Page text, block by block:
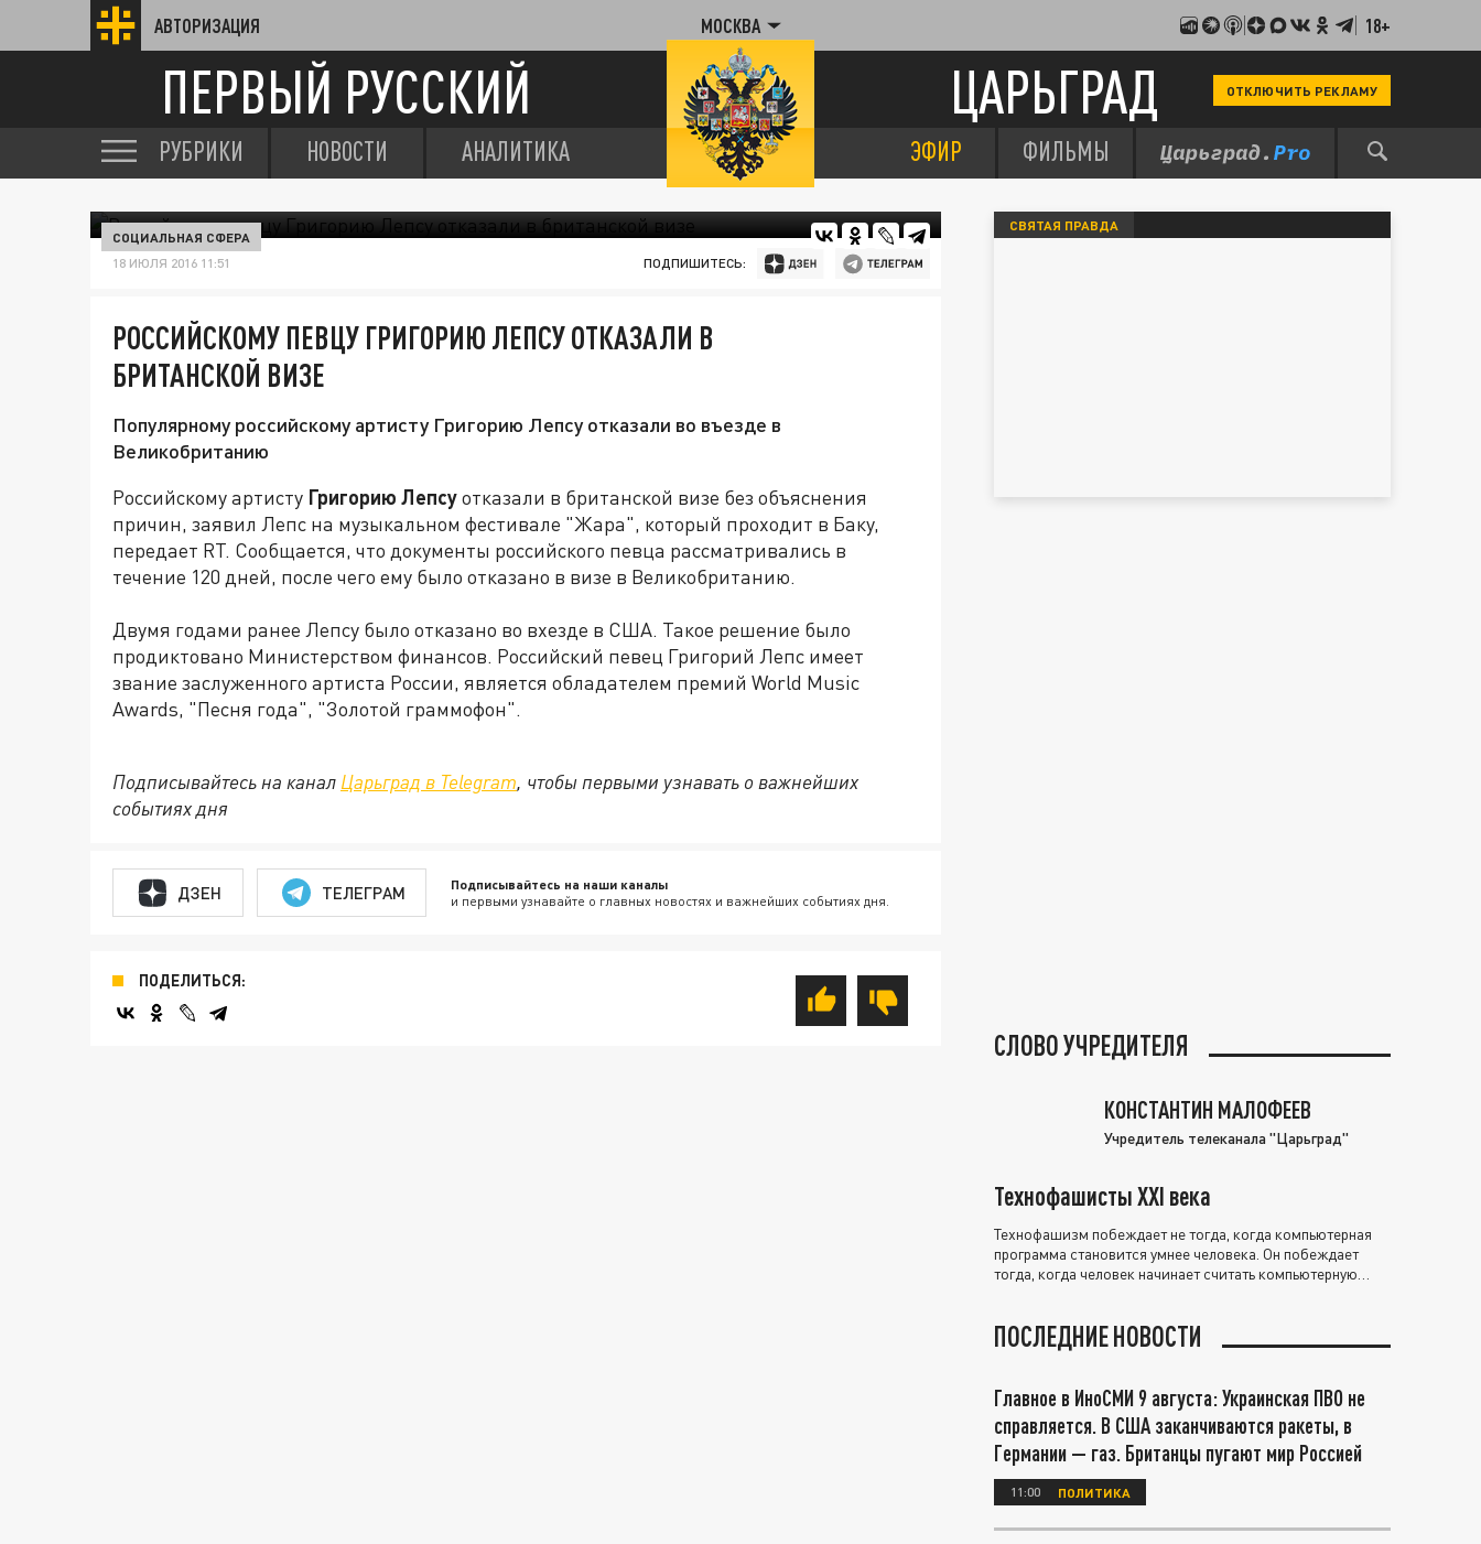
АВТОРИЗАЦИЯ МОСКВА 18+
ПЕРВЫЙ РУССКИЙ ЦАРЬГРАД ОТКЛЮЧИТЬ РЕКЛАМУ
РУБРИКИ НОВОСТИ АНАЛИТИКА ЭФИР ФИЛЬМЫ
СОЦИАЛЬНАЯ СФЕРА
18 ИЮЛЯ 2016 11:51 ПОДПИШИТЕСЬ:
РОССИЙСКОМУ ПЕВЦУ ГРИГОРИЮ ЛЕПСУ ОТКАЗАЛИ В
БРИТАНСКОЙ ВИЗЕ
Популярному российскому артисту Григорию Лепсу отказали во въезде в
Великобританию
Российскому артисту Григорию Лепсуотказали в британской визе без объяснения
причин, заявил Лепс на музыкальном фестивале "Жара", который проходит в Баку,
передает RT. Сообщается, что документы российского певца рассматривались в
течение 120 дней, после чего ему было отказано в визе в Великобританию.
Двумя годами ранее Лепсу было отказано во вхезде в США. Такое решение было
продиктовано Министерством финансов. Российский певец Григорий Лепс имеет
звание заслуженного артиста России, является обладателем премий World Music
Awards, "Песня года", "Золотой граммофон".
Подписывайтесь на канал Царьград в Telegram, чтобы первыми узнавать о важнейших
событиях дня
ДЗЕН ТЕЛЕГРАМ Подписывайтесь на наши каналы
и первыми узнавайте о главных новостях и важнейших событиях дня.
ПОДЕЛИТЬСЯ:
СВЯТАЯ ПРАВДА
СЛОВО УЧРЕДИТЕЛЯ
КОНСТАНТИН МАЛОФЕЕВ
Учредитель телеканала "Царьград"
Технофашисты XXI века
Технофашизм побеждает не тогда, когда компьютерная
программа становится умнее человека. Он побеждает
тогда, когда человек начинает считать компьютерную
ПОСЛЕДНИЕ НОВОСТИ
Главное в ИноСМИ 9 августа: Украинская ПВО не
справляется. В США заканчиваются ракеты, в
Германии — газ. Британцы пугают мир Россией
11:00 ПОЛИТИКА